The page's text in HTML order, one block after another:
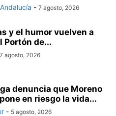
- 7 agosto, 2026
y el humor vuelven a
Portón de...
7 agosto, 2026
denuncia que Moreno
en riesgo la vida...
- 5 agosto, 2026